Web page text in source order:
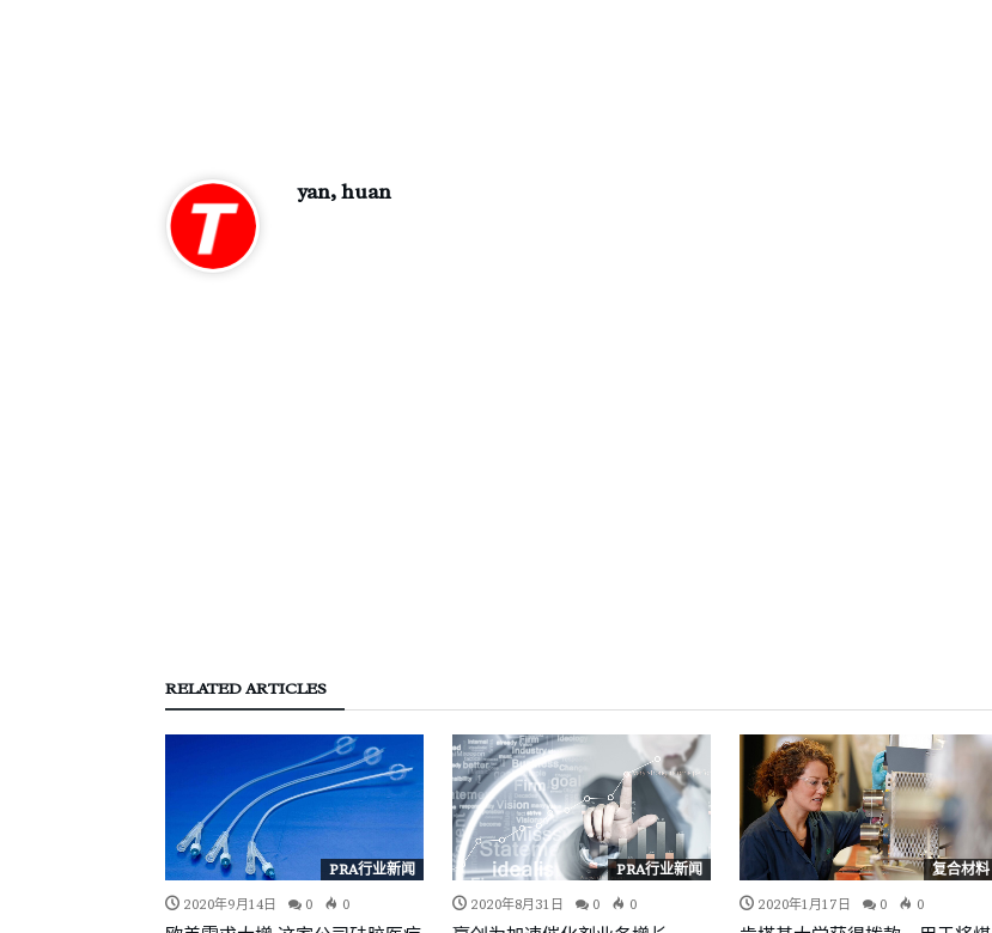
yan, huan
RELATED ARTICLES
PRA行业新闻
2020年9月14日 0 0
PRA行业新闻
2020年8月31日 0 0
复合材料
2020年1月17日 0 0